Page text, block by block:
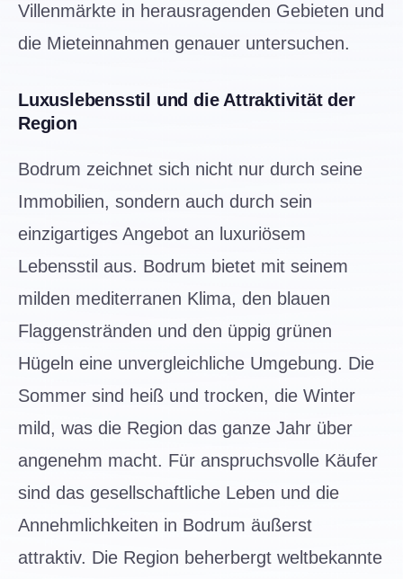
Villenmärkte in herausragenden Gebieten und
die Mieteinnahmen genauer untersuchen.
Luxuslebensstil und die Attraktivität der
Region
Bodrum zeichnet sich nicht nur durch seine
Immobilien, sondern auch durch sein
einzigartiges Angebot an luxuriösem
Lebensstil aus. Bodrum bietet mit seinem
milden mediterranen Klima, den blauen
Flaggenstränden und den üppig grünen
Hügeln eine unvergleichliche Umgebung. Die
Sommer sind heiß und trocken, die Winter
mild, was die Region das ganze Jahr über
angenehm macht. Für anspruchsvolle Käufer
sind das gesellschaftliche Leben und die
Annehmlichkeiten in Bodrum äußerst
attraktiv. Die Region beherbergt weltbekannte